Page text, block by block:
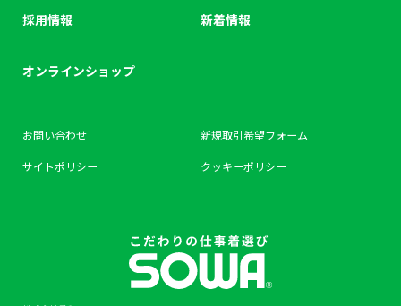
採用情報 新着情報
オンラインショップ
お問い合わせ 新規取引希望フォーム
サイトポリシー クッキーポリシー